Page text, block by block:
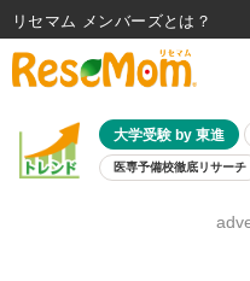
大学受験 by 東進
医専予備校徹底リサーチ
8月開催
リセマム メンバーズ